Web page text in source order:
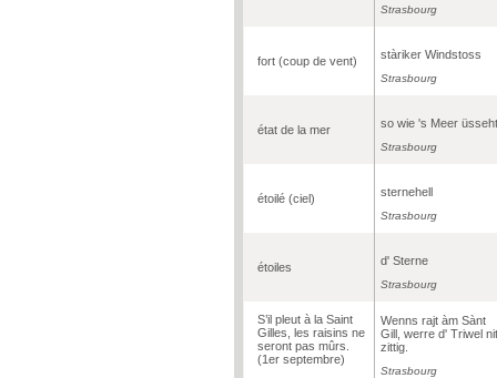
Strasbourg
fort (coup de vent) stàriker Windstoss
Strasbourg
état de la mer so wie 's Meer üsseht
Strasbourg
étoilé (ciel) sternehell
Strasbourg
étoiles d' Sterne
Strasbourg
S’il pleut à la Saint
Gilles, les raisins ne
seront pas mûrs.
(1er septembre)
Wenns rajt àm Sànt
Gill, werre d' Triwel
zittig.
Strasbourg